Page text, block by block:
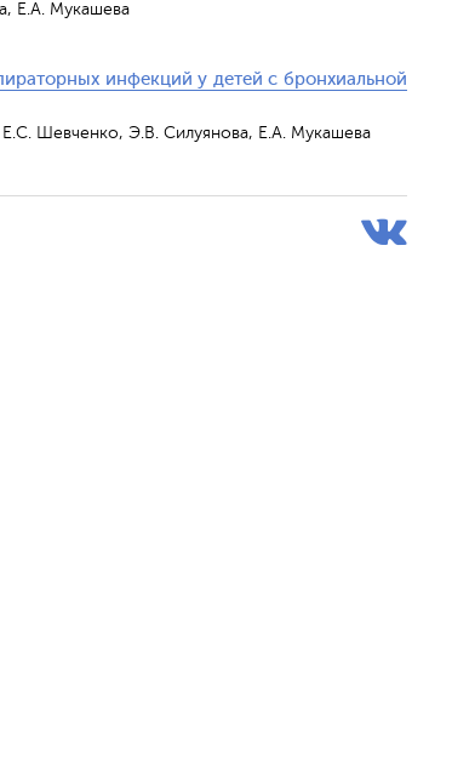
Е.А. Мукашева
инфекций у детей с бронхиальной
Шевченко, Э.В. Силуянова, Е.А. Мукашева